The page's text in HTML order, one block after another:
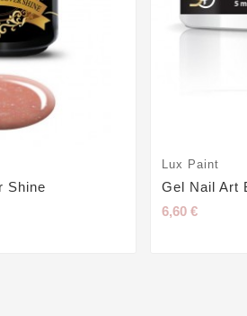
Shine
Lux Paint
Gel Nail Art
6,60 €